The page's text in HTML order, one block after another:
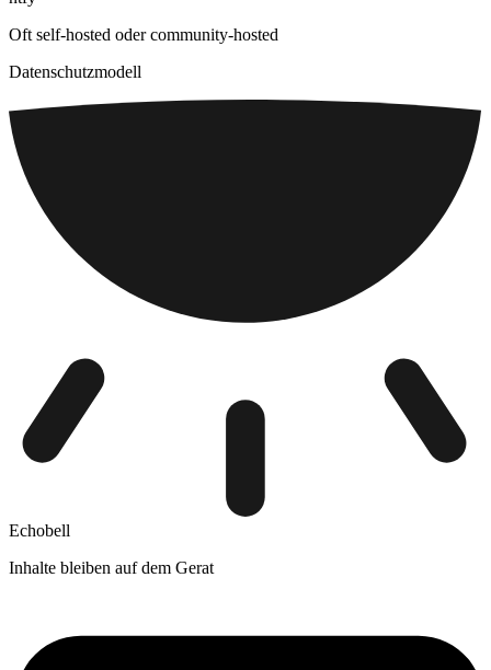
Oft self-hosted oder community-hosted
Datenschutzmodell
Echobell
Inhalte bleiben auf dem Gerat